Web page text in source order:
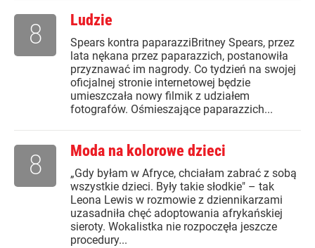
Ludzie
Spears kontra paparazziBritney Spears, przez
lata nękana przez paparazzich, postanowiła
przyznawać im nagrody. Co tydzień na swojej
oficjalnej stronie internetowej będzie
umieszczała nowy filmik z udziałem
fotografów. Ośmieszające paparazzich...
8
Moda na kolorowe dzieci
„Gdy byłam w Afryce, chciałam zabrać z sobą
wszystkie dzieci. Były takie słodkie" – tak
Leona Lewis w rozmowie z dziennikarzami
uzasadniła chęć adoptowania afrykańskiej
sieroty. Wokalistka nie rozpoczęła jeszcze
procedury...
8